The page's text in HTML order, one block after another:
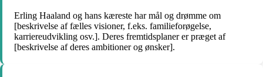
Erling Haaland og hans kæreste har mål og drømme om
[beskrivelse af fælles visioner, f.eks. familieforøgelse,
karriereudvikling osv.]. Deres fremtidsplaner er præget af
[beskrivelse af deres ambitioner og ønsker].